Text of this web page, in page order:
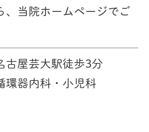
、当院ホームページでご
屋芸大駅徒歩3分
環器内科・小児科